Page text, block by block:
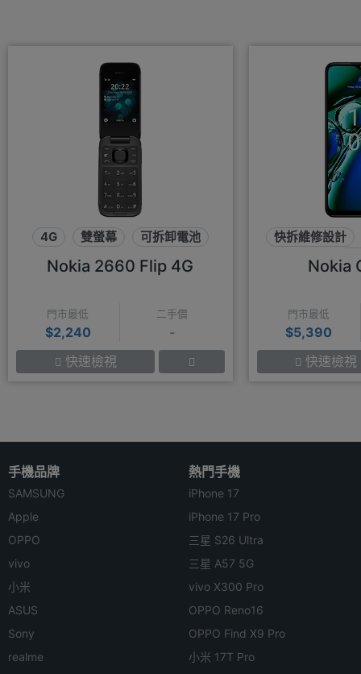
4G 雙螢幕 可拆卸電池
Nokia 2660 Flip 4G
門市最低
$2,240
二手價
-
快速檢視
快拆維修設計
Nokia
門市最低
$5,390
快速檢視
手機品牌
SAMSUNG
Apple
OPPO
vivo
小米
ASUS
Sony
realme
熱門手機
iPhone 17
iPhone 17 Pro
三星 S26 Ultra
三星 A57 5G
vivo X300 Pro
OPPO Reno16
OPPO Find X9 Pro
小米 17T Pro